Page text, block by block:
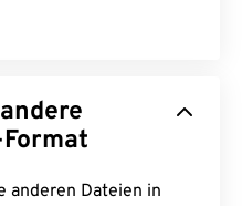
-Format
anderen Dateien in